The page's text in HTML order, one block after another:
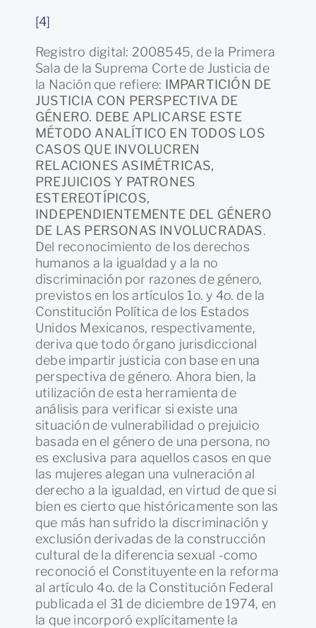
[4]
Registro digital: 2008545, de la Primera
Sala de la Suprema Corte de Justicia de
la Nación que refiere: IMPARTICIÓN DE
JUSTICIA CON PERSPECTIVA DE
GÉNERO. DEBE APLICARSE ESTE
MÉTODO ANALÍTICO EN TODOS LOS
CASOS QUE INVOLUCREN
RELACIONES ASIMÉTRICAS,
PREJUICIOS Y PATRONES
ESTEREOTÍPICOS,
INDEPENDIENTEMENTE DEL GÉNERO
DE LAS PERSONAS INVOLUCRADAS.
Del reconocimiento de los derechos
humanos a la igualdad y a la no
discriminación por razones de género,
previstos en los artículos 1o. y 4o. de la
Constitución Política de los Estados
Unidos Mexicanos, respectivamente,
deriva que todo órgano jurisdiccional
debe impartir justicia con base en una
perspectiva de género. Ahora bien, la
utilización de esta herramienta de
análisis para verificar si existe una
situación de vulnerabilidad o prejuicio
basada en el género de una persona, no
es exclusiva para aquellos casos en que
las mujeres alegan una vulneración al
derecho a la igualdad, en virtud de que si
bien es cierto que históricamente son las
que más han sufrido la discriminación y
exclusión derivadas de la construcción
cultural de la diferencia sexual -como
reconoció el Constituyente en la reforma
al artículo 4o. de la Constitución Federal
publicada el 31 de diciembre de 1974, en
la que incorporó explícitamente la